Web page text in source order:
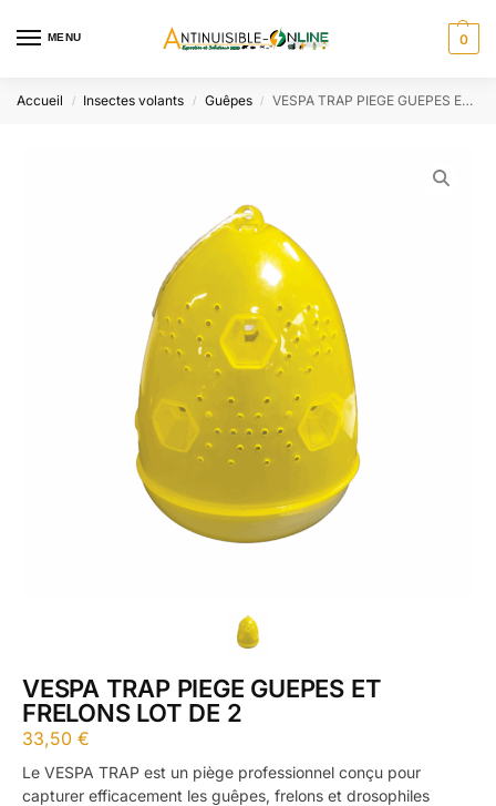
MENU 0
Accueil / Insectes volants / Guêpes / VESPA TRAP PIEGE GUEPES ET FRELONS LOT DE 2
VESPA TRAP PIEGE GUEPES ET
FRELONS LOT DE 2
33,50 €
Le VESPA TRAP est un piège professionnel conçu pour
capturer efficacement les guêpes, frelons et drosophiles